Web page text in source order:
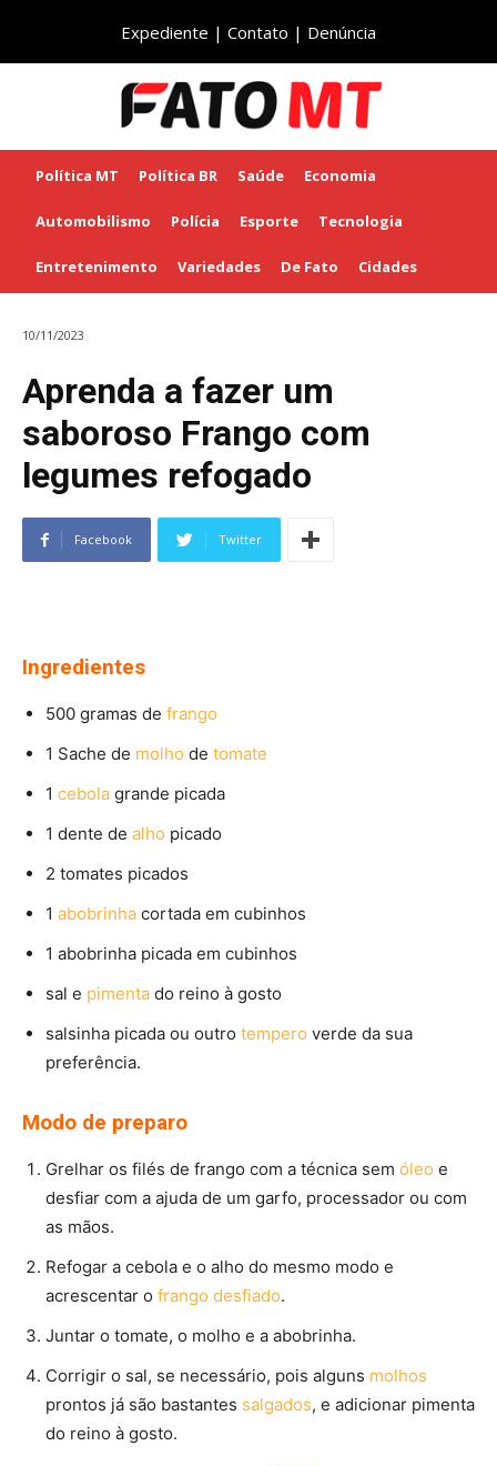
Expediente | Contato | Denúncia
Política MT Política BR Saúde Economia
Automobilismo Polícia Esporte Tecnologia
Entretenimento Variedades De Fato Cidades
10/11/2023
Aprenda a fazer um
saboroso Frango com
legumes refogado
Facebook Twitter
Ingredientes
500 gramas de frango
1 Sache de molho de tomate
1 cebola grande picada
1 dente de alho picado
2 tomates picados
1 abobrinha cortada em cubinhos
1 abobrinha picada em cubinhos
sal e pimenta do reino à gosto
salsinha picada ou outro tempero verde da sua
preferência.
Modo de preparo
Grelhar os filés de frango com a técnica sem óleo e
desfiar com a ajuda de um garfo, processador ou com
as mãos.
Refogar a cebola e o alho do mesmo modo e
acrescentar o frango desfiado.
Juntar o tomate, o molho e a abobrinha.
Corrigir o sal, se necessário, pois alguns molhos
prontos já são bastantes salgados, e adicionar pimenta
do reino à gosto.